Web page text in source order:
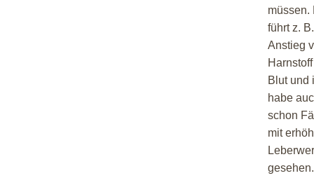
müssen.
führt z.
Anstieg
Blut und
habe
schon
mit
gesehen.